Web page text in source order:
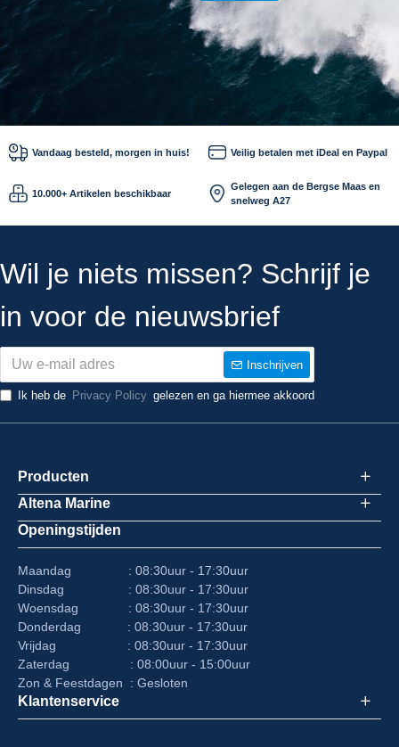
Vandaag besteld, morgen in huis! Veilig betalen met iDeal en Paypal
10.000+ Artikelen beschikbaar
Gelegen aan de Bergse Maas en
snelweg A27
Wil je niets missen? Schrijf je
in voor de nieuwsbrief
Inschrijven
Ik heb de Privacy Policy gelezen en ga hiermee akkoord
Producten
Altena Marine
Openingstijden
Maandag : 08:30uur - 17:30uur
Dinsdag : 08:30uur - 17:30uur
Woensdag : 08:30uur - 17:30uur
Donderdag : 08:30uur - 17:30uur
Vrijdag : 08:30uur - 17:30uur
Zaterdag : 08:00uur - 15:00uur
Zon & Feestdagen : Gesloten
Klantenservice